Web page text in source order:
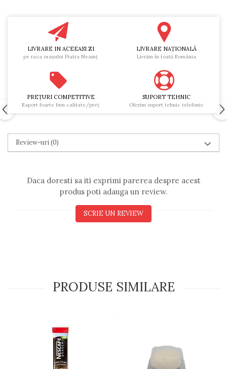
LIVRARE IN ACEEASI ZI
pe raza oraşului Piatra Neamţ
LIVRARE NAŢIONALĂ
Livrăm în toată România
PREŢURI COMPETITIVE
Raport foarte bun calitate/preţ
SUPORT TEHNIC
Oferim suport tehnic telefonic
Review-uri(0)
Daca doresti sa iti exprimi parerea despre acest
produs poti adauga un review.
SCRIE UN REVIEW
PRODUSE SIMILARE